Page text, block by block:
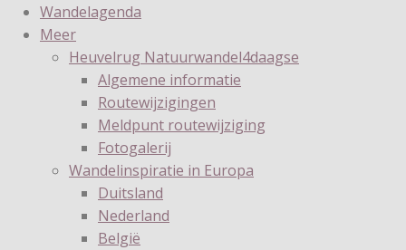
Wandelagenda
Meer
Heuvelrug Natuurwandel4daagse
Algemene informatie
Routewijzigingen
Meldpunt routewijziging
Fotogalerij
Wandelinspiratie in Europa
Duitsland
Nederland
België